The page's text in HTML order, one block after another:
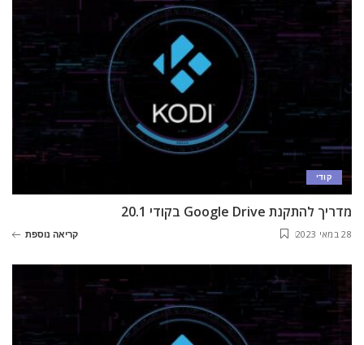
קודי
מדריך להתקנת Google Drive בקודי 20.1
28 במאי 2023 קריאה נוספת